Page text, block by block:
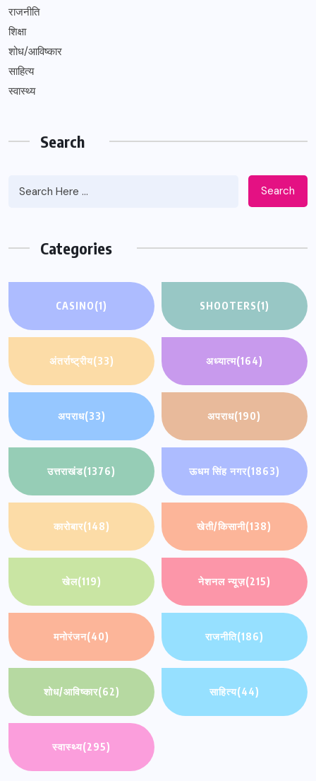
राजनीति
शिक्षा
शोध/आविष्कार
साहित्य
स्वास्थ्य
Search
Search
Categories
CASINO(1) SHOOTERS(1)
अंतर्राष्ट्रीय(33) अध्यात्म(164)
अपराध(33) अपराध(190)
उत्तराखंड(1376) ऊधम सिंह नगर(1863)
कारोबार(148) खेती/किसानी(138)
खेल(119) नेशनल न्यूज़(215)
मनोरंजन(40) राजनीति(186)
शोध/आविष्कार(62) साहित्य(44)
स्वास्थ्य(295)